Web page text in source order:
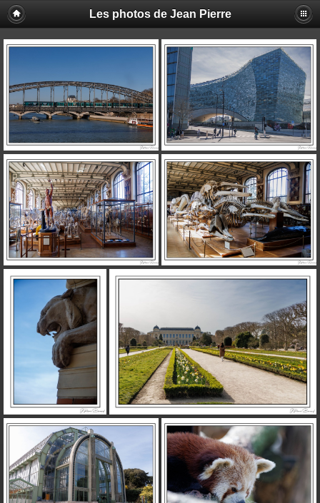
Les photos de Jean Pierre